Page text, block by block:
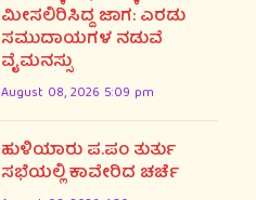
ಮೀಸಲಿರಿಸಿದ್ದ ಜಾಗ: ಎರಡು
ಸಮುದಾಯಗಳ ನಡುವೆ
ವೈಮನಸ್ಸು
August 08, 2026 5:09 pm
ಹುಳಿಯಾರು ಪ.ಪಂ ತುರ್ತು
ಸಭೆಯಲ್ಲಿ ಕಾವೇರಿದ ಚರ್ಚೆ